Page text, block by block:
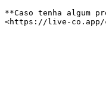
**Caso tenha algum